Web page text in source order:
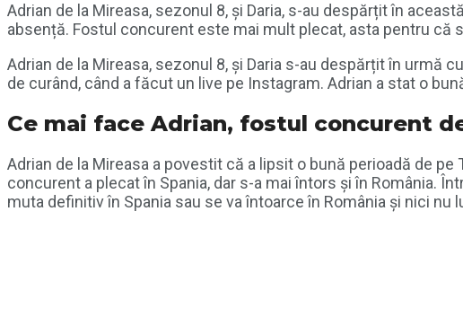
Adrian de la Mireasa, sezonul 8, și Daria, s-au despărțit în
absență. Fostul concurent este mai mult plecat, asta pentru că
Adrian de la Mireasa, sezonul 8, și Daria s-au despărțit în urmă
de curând, când a făcut un live pe Instagram. Adrian a stat o
Ce mai face Adrian, fostul concurent
Adrian de la Mireasa a povestit că a lipsit o bună perioadă de
concurent a plecat în Spania, dar s-a mai întors și în România.
muta definitiv în Spania sau se va întoarce în România și nici nu